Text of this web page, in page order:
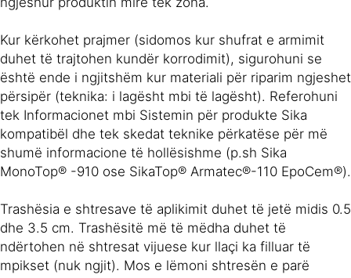
Kur kërkohet prajmer (sidomos kur shufrat e armimit
duhet të trajtohen kundër korrodimit), sigurohuni se
është ende i ngjitshëm kur materiali për riparim ngjeshet
përsipër (teknika: i lagësht mbi të lagësht). Referohuni
tek Informacionet mbi Sistemin për produkte Sika
kompatibël dhe tek skedat teknike përkatëse për më
shumë informacione të hollësishme (p.sh Sika
MonoTop® -910 ose SikaTop® Armatec®-110 EpoCem®).
Trashësia e shtresave të aplikimit duhet të jetë midis 0.5
dhe 3.5 cm. Trashësitë më të mëdha duhet të
ndërtohen në shtresat vijuese kur llaçi ka filluar të
mpikset (nuk ngjit). Mos e lëmoni shtresën e parë